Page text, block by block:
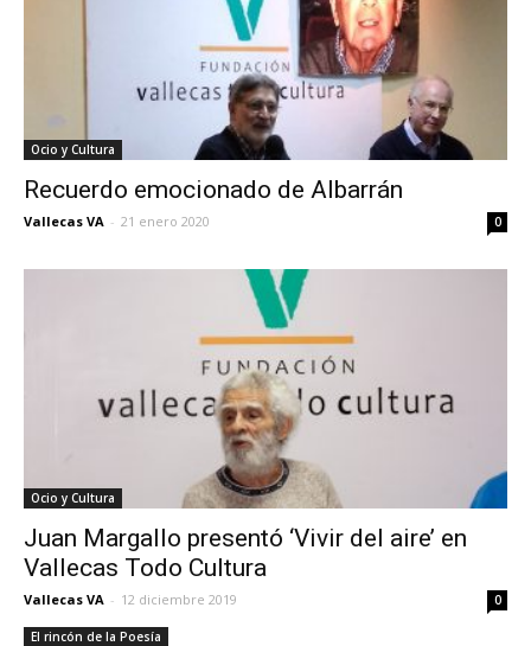
Ocio y Cultura
Recuerdo emocionado de Albarrán
Vallecas VA - 21 enero 2020 0
Ocio y Cultura
Juan Margallo presentó ‘Vivir del aire’ en
Vallecas Todo Cultura
Vallecas VA - 12 diciembre 2019 0
El rincón de la Poesía